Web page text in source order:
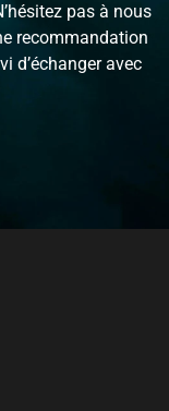
pas à nous
recommandation
d’échanger avec